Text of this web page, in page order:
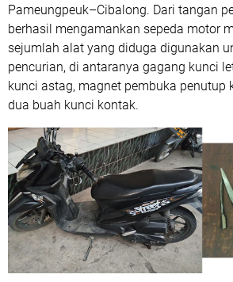
Pameungpeuk–Cibalong. Dari tangan
berhasil mengamankan sepeda motor
sejumlah alat yang diduga digunakan
pencurian, di antaranya gagang kunci
kunci astag, magnet pembuka penutup
dua buah kunci kontak.